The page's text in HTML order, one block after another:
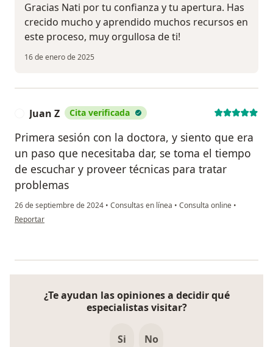
Gracias Nati por tu confianza y tu apertura. Has
crecido mucho y aprendido muchos recursos en
este proceso, muy orgullosa de ti!
16 de enero de 2025
Juan Z Cita verificada
Primera sesión con la doctora, y siento que era
un paso que necesitaba dar, se toma el tiempo
de escuchar y proveer técnicas para tratar
problemas
26 de septiembre de 2024 • Consultas en línea • Consulta online •
en opinión del usuario Juan Z
Reportar
¿Te ayudan las opiniones a decidir qué
especialistas visitar?
Si No